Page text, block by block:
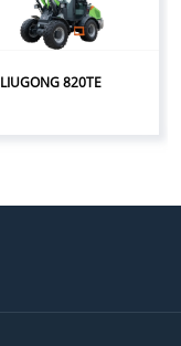
LIUGONG 820TE